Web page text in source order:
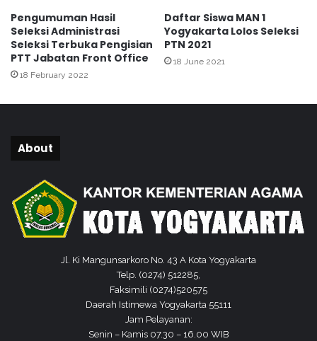
Pengumuman Hasil
Seleksi Administrasi
Seleksi Terbuka Pengisian
PTT Jabatan Front Office
18 February 2022
Daftar Siswa MAN 1
Yogyakarta Lolos Seleksi
PTN 2021
18 June 2021
About
Jl. Ki Mangunsarkoro No. 43 A Kota Yogyakarta
Telp. (0274) 512285,
Faksimili (0274)520575
Daerah Istimewa Yogyakarta 55111
Jam Pelayanan:
Senin – Kamis 07.30 – 16.00 WIB